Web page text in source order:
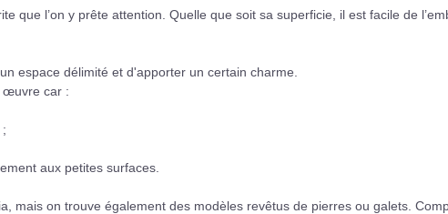
que l’on y prête attention. Quelle que soit sa superficie, il est facile de
espace délimité et d'apporter un certain charme.
œuvre car :
aux petites surfaces.
mais on trouve également des modèles revêtus de pierres ou galets.